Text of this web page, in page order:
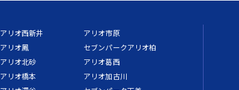
アリオ西新井
アリオ鳳
アリオ北砂
アリオ橋本
アリオ市原
セブンパークアリオ柏
アリオ葛西
アリオ加古川